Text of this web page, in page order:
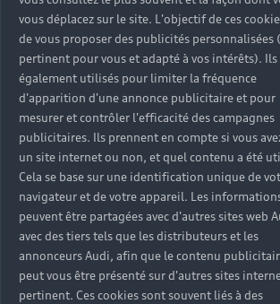
L'Audi Q8 e-tron est plus qu’un
électrique : elle incarne une vision
de la mobilité. Ainsi, elle se
performante, plus connectée, plus
intelligente. Quant à elle, l’Audi Q8
tron représente une vision
mobilité sans émission. Elle pose
jalon dans l’histoire de l’électrique
ligne de toit fuyante et son coffre à
version Sportback du SUV
sportivité, polyvalence et
vous déplacez sur le site. L'objectif de ces
de vous proposer des publicités personnalisées
pertinent pour vous et adapté à vos intérêts).
également utilisés pour limiter la fréquence
d'apparition d'une annonce publicitaire et pour
mesurer et contrôler l'efficacité des campagnes
publicitaires. Ils prennent en compte si vous
un site internet ou non, et quel contenu a été
Cela se base sur une identification unique de
navigateur et de votre appareil. Les
peuvent être partagées avec d'autres sites web
avec des tiers tels que les distributeurs et les
annonceurs Audi, afin que le contenu
peut vous être présenté sur d'autres sites
pertinent. Ces cookies sont souvent liés à des